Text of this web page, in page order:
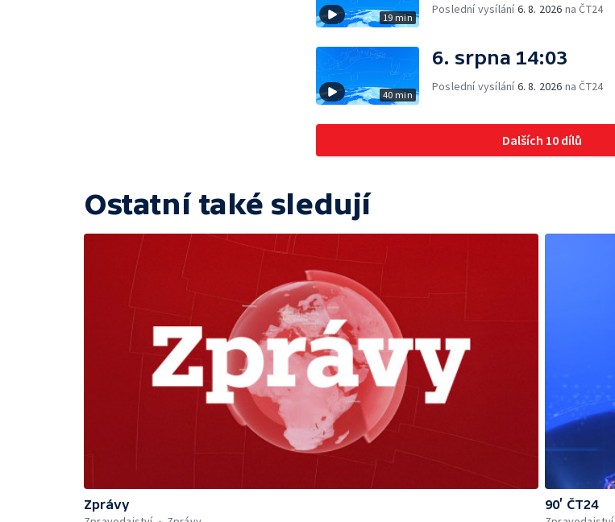
19 min
Poslední vysílání6. 8. 2026 na ČT24
40 min
6. srpna 14:03
Poslední vysílání6. 8. 2026 na ČT24
Dalších 10 dílů
Ostatní také sledují
Zprávy
90’ ČT24